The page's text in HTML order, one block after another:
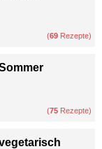
(69 Rezepte)
(75 Rezepte)